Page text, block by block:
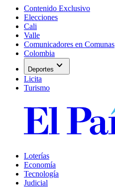
Contenido Exclusivo
Elecciones
Cali
Valle
Comunicadores en Comunas
Colombia
Deportes expand_more
Licita
Turismo
Loterías
Economía
Tecnología
Judicial